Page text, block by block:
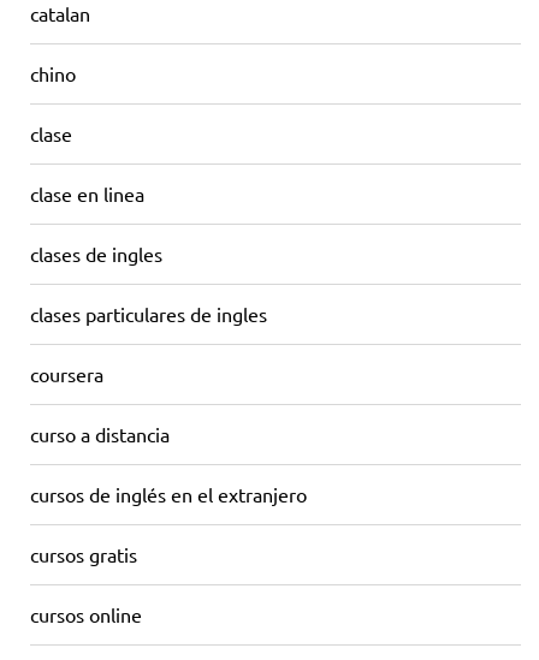
catalan
chino
clase
clase en linea
clases de ingles
clases particulares de ingles
coursera
curso a distancia
cursos de inglés en el extranjero
cursos gratis
cursos online